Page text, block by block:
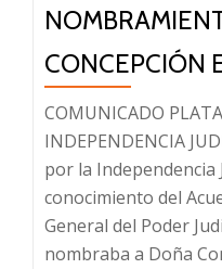
CONCEPCIÓN
COMUNICADO
INDEPENDENCIA
por la
conocimiento del
General del Poder
nombraba a Doña